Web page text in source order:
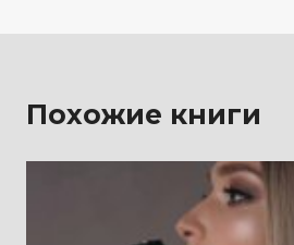
Похожие книги